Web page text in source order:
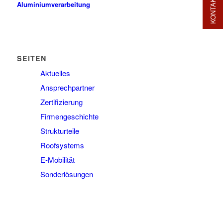
Aluminiumverarbeitung
SEITEN
Aktuelles
Ansprechpartner
Zertifizierung
Firmengeschichte
Strukturteile
Roofsystems
E-Mobilität
Sonderlösungen
KONTAKT